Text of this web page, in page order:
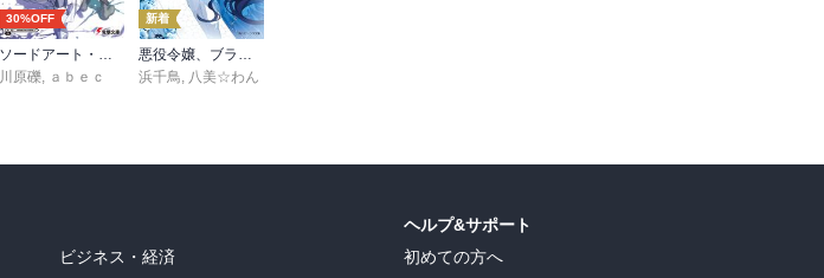
30%OFF
ソードアート・オンライン29 ユナイタル・リングVIII
川原礫, ａｂｅｃ
新着
悪役令嬢、ブラコンにジョブチェンジします９【電子特典付き】
浜千鳥, 八美☆わん
ビジネス・経済
ヘルプ&サポート
初めての方へ